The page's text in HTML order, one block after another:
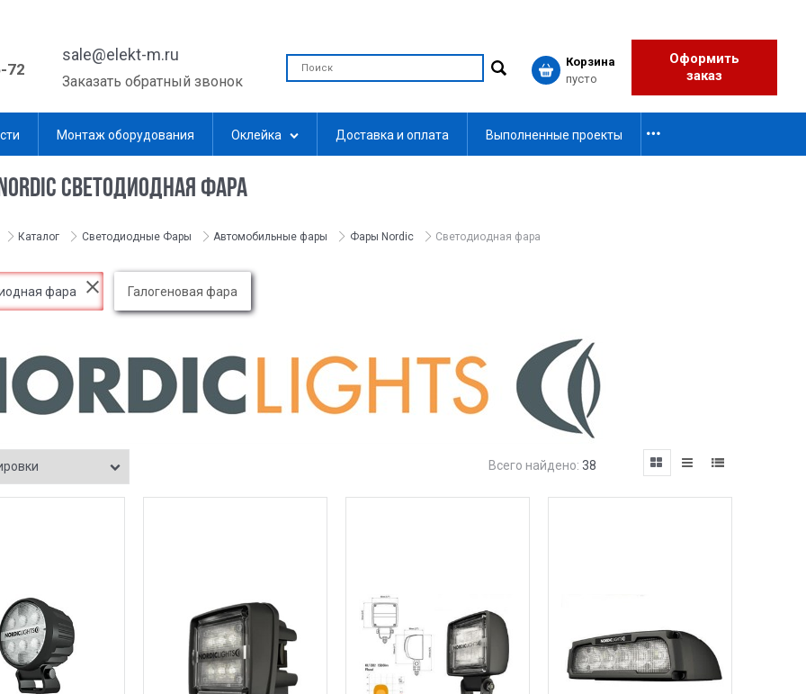
sale@elekt-m.ru
Заказать обратный звонок
72
Корзина
пусто
Оформить
заказ
Монтаж оборудования Оклейка Доставка и оплата Выполненные проекты
СВЕТОДИОДНАЯ ФАРА
Каталог Светодиодные Фары Автомобильные фары Фары Nordic Светодиодная фара
фара Галогеновая фара
Всего найдено: 38